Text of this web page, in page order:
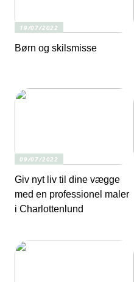
19/07/2022
Børn og skilsmisse
09/07/2022
Giv nyt liv til dine vægge
med en professionel maler
i Charlottenlund